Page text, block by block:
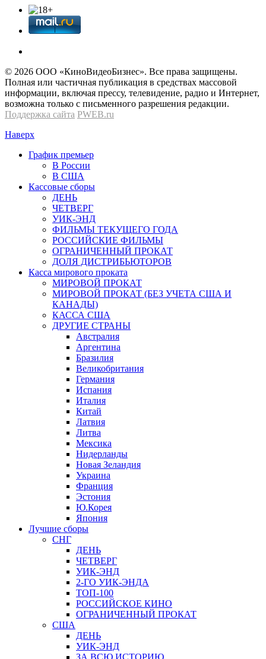
© 2026 OOО «КиноВидеоБизнес». Все права защищены.
Полная или частичная публикация в средствах массовой
информации, включая прессу, телевидение, радио и Интернет,
возможна только с письменного разрешения редакции.
Поддержка сайта PWEB.ru
Наверх
График премьер
В России
В США
Кассовые сборы
ДЕНЬ
ЧЕТВЕРГ
УИК-ЭНД
ФИЛЬМЫ ТЕКУЩЕГО ГОДА
РОССИЙСКИЕ ФИЛЬМЫ
ОГРАНИЧЕННЫЙ ПРОКАТ
ДОЛЯ ДИСТРИБЬЮТОРОВ
Касса мирового проката
МИРОВОЙ ПРОКАТ
МИРОВОЙ ПРОКАТ (БЕЗ УЧЕТА США И
КАНАДЫ)
КАССА США
ДРУГИЕ СТРАНЫ
Австралия
Аргентина
Бразилия
Великобритания
Германия
Испания
Италия
Китай
Латвия
Литва
Мексика
Нидерланды
Новая Зеландия
Украина
Франция
Эстония
Ю.Корея
Япония
Лучшие сборы
СНГ
ДЕНЬ
ЧЕТВЕРГ
УИК-ЭНД
2-ГО УИК-ЭНДА
ТОП-100
РОССИЙСКОЕ КИНО
ОГРАНИЧЕННЫЙ ПРОКАТ
США
ДЕНЬ
УИК-ЭНД